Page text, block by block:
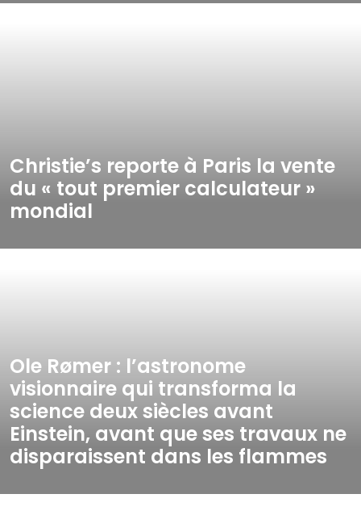
Christie’s reporte à Paris la vente
du « tout premier calculateur »
mondial
Ole Rømer : l’astronome
visionnaire qui transforma la
science deux siècles avant
Einstein, avant que ses travaux ne
disparaissent dans les flammes